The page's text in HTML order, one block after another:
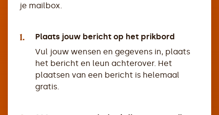
je mailbox.
1.
Plaats jouw bericht op het prikbord
Vul jouw wensen en gegevens in, plaats
het bericht en leun achterover. Het
plaatsen van een bericht is helemaal
gratis.